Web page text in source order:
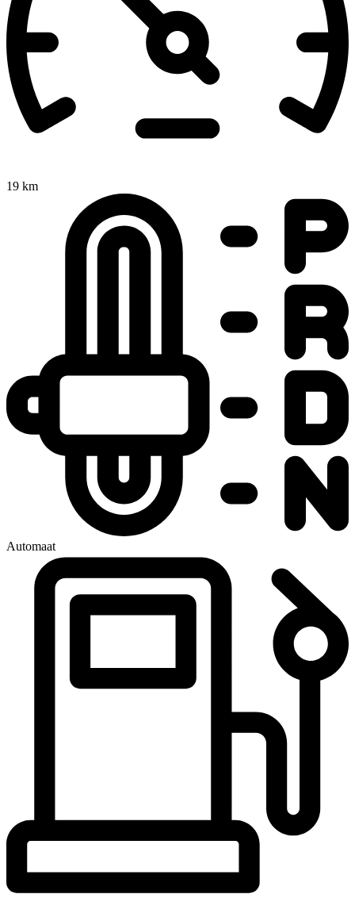
19 km
Automaat